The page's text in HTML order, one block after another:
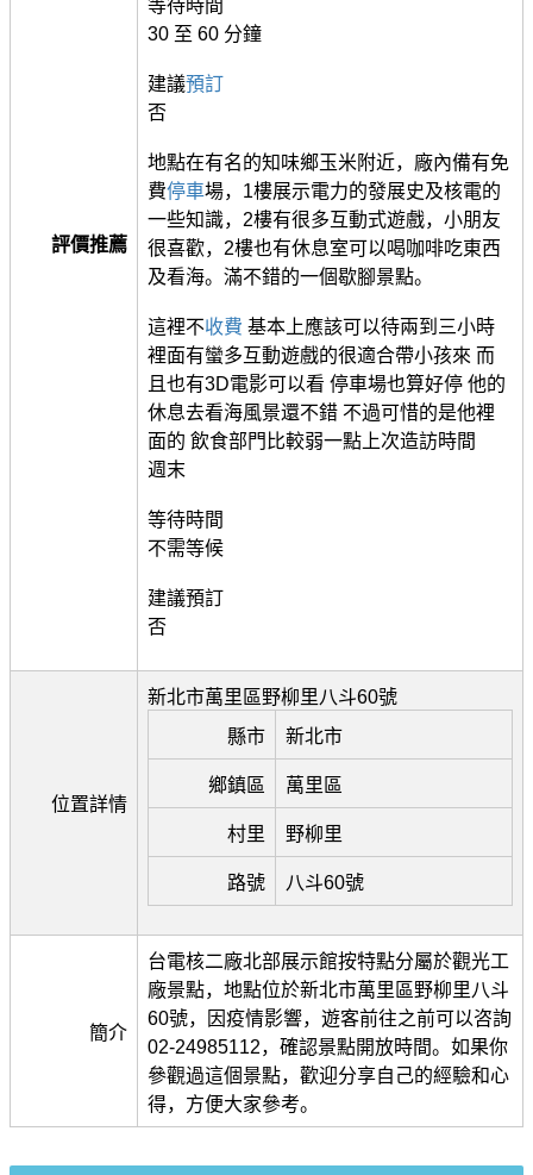
評價推薦
等待時間
30 至 60 分鐘
建議預訂
否
地點在有名的知味鄉玉米附近，廠內備有免
費停車場，1樓展示電力的發展史及核電的
一些知識，2樓有很多互動式遊戲，小朋友
很喜歡，2樓也有休息室可以喝咖啡吃東西
及看海。滿不錯的一個歇腳景點。
這裡不收費 基本上應該可以待兩到三小時
裡面有蠻多互動遊戲的很適合帶小孩來 而
且也有3D電影可以看 停車場也算好停 他的
休息去看海風景還不錯 不過可惜的是他裡
面的 飲食部門比較弱一點上次造訪時間
週末
等待時間
不需等候
建議預訂
否
位置詳情
新北市萬里區野柳里八斗60號
縣市
新北市
鄉鎮區 萬里區
村里 野柳里
路號 八斗60號
簡介
台電核二廠北部展示館按特點分屬於觀光工
廠景點，地點位於新北市萬里區野柳里八斗
60號，因疫情影響，遊客前往之前可以咨詢
02-24985112，確認景點開放時間。如果你
參觀過這個景點，歡迎分享自己的經驗和心
得，方便大家參考。